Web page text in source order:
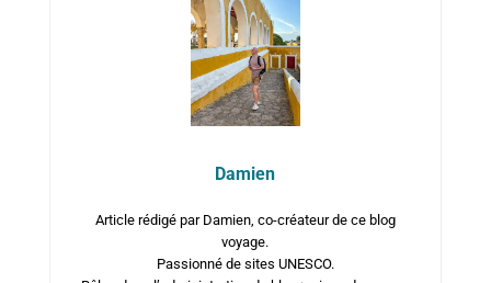
Damien
Article rédigé par Damien, co-créateur de ce blog
voyage.
Passionné de sites UNESCO.